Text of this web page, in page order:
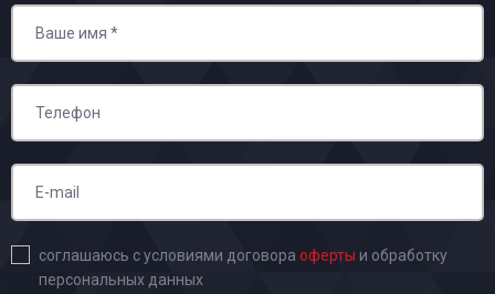
соглашаюсь с условиями договора оферты и обработку
персональных данных